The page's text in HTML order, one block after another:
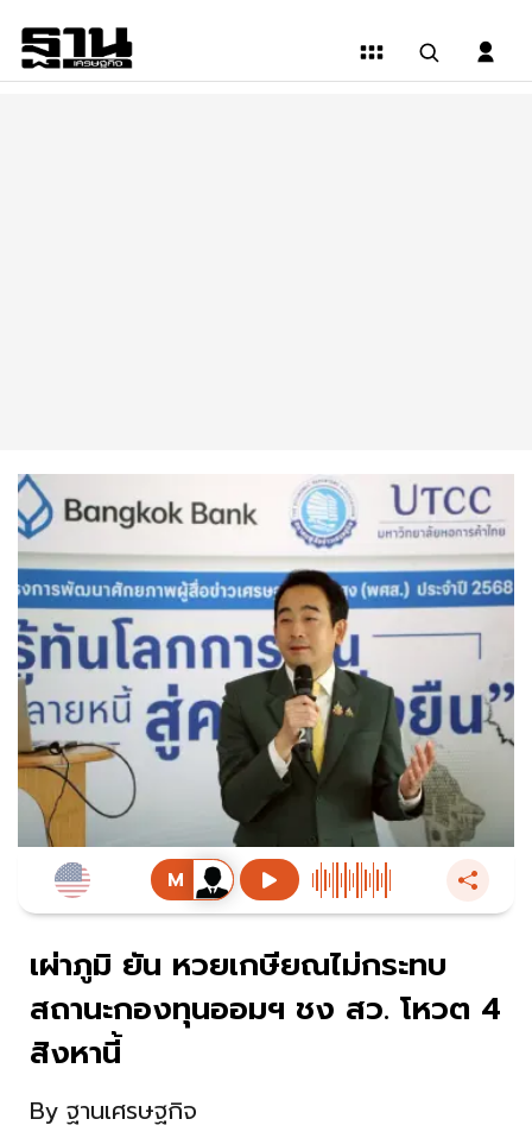
เผ่าภูมิ ยัน หวยเกษียณไม่กระทบ
สถานะกองทุนออมฯ ชง สว. โหวต 4
สิงหานี้
By ฐานเศรษฐกิจ